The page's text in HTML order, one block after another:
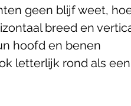
geen blijf weet,
breed en
hoofd en benen
letterlijk rond als